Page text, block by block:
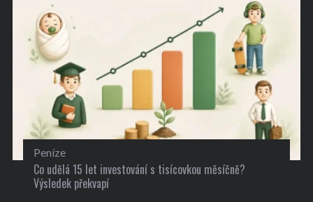
Peníze
Co udělá 15 let investování s tisícovkou měsíčně?
Výsledek překvapí